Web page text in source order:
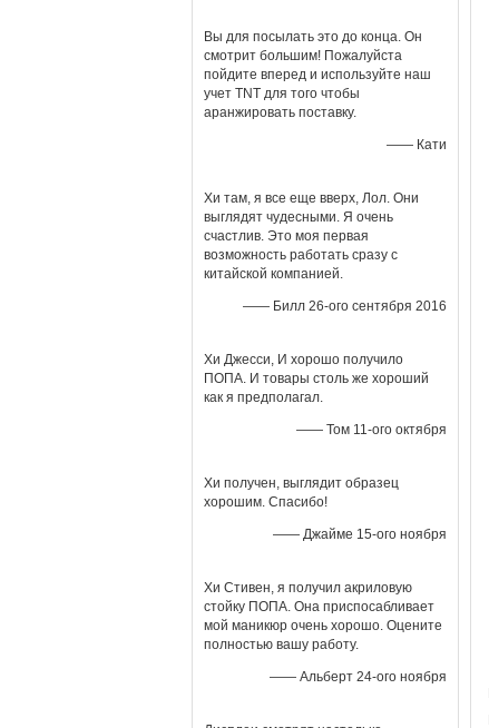
Вы для посылать это до конца. Он
смотрит большим! Пожалуйста
пойдите вперед и используйте наш
учет TNT для того чтобы
аранжировать поставку.
—— Кати
Хи там, я все еще вверх, Лол. Они
выглядят чудесными. Я очень
счастлив. Это моя первая
возможность работать сразу с
китайской компанией.
—— Билл 26-ого сентября 2016
Хи Джесси, И хорошо получило
ПОПА. И товары столь же хороший
как я предполагал.
—— Том 11-ого октября
Хи получен, выглядит образец
хорошим. Спасибо!
—— Джайме 15-ого ноября
Хи Стивен, я получил акриловую
стойку ПОПА. Она приспосабливает
мой маникюр очень хорошо. Оцените
полностью вашу работу.
—— Альберт 24-ого ноября